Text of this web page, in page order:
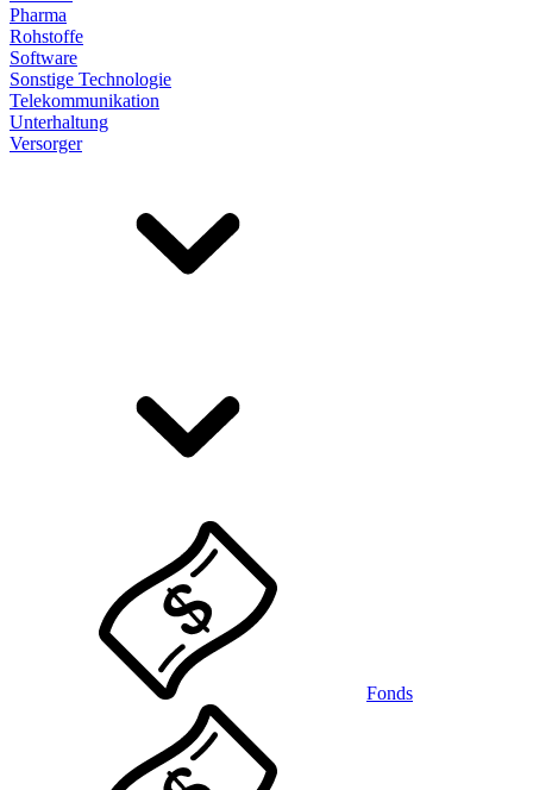
Pharma
Rohstoffe
Software
Sonstige Technologie
Telekommunikation
Unterhaltung
Versorger
Fonds